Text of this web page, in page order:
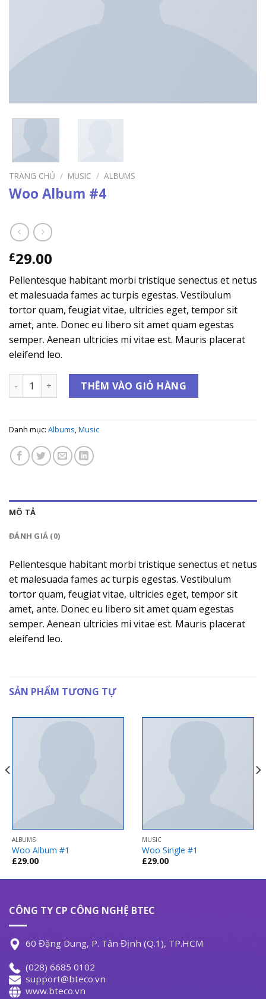
TRANG CHỦ / MUSIC / ALBUMS
Woo Album #4
£29.00
Pellentesque habitant morbi tristique senectus et netus
et malesuada fames ac turpis egestas. Vestibulum
tortor quam, feugiat vitae, ultricies eget, tempor sit
amet, ante. Donec eu libero sit amet quam egestas
semper. Aenean ultricies mi vitae est. Mauris placerat
eleifend leo.
Woo Album #4 số lượngTHÊM VÀO GIỎ HÀNG
Danh mục: Albums,Music
MÔ TẢ
ĐÁNH GIÁ (0)
Pellentesque habitant morbi tristique senectus et netus
et malesuada fames ac turpis egestas. Vestibulum
tortor quam, feugiat vitae, ultricies eget, tempor sit
amet, ante. Donec eu libero sit amet quam egestas
semper. Aenean ultricies mi vitae est. Mauris placerat
eleifend leo.
SẢN PHẨM TƯƠNG TỰ
ALBUMS
Woo Album #1
£29.00
MUSIC
Woo Single #1
£29.00
CÔNG TY CP CÔNG NGHỆ BTEC
60 Đặng Dung, P. Tân Định (Q.1), TP.HCM
(028) 6685 0102
support@bteco.vn
www.bteco.vn